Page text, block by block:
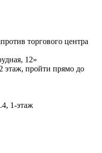
торгового центра
12»
этаж, пройти прямо до
1-этаж